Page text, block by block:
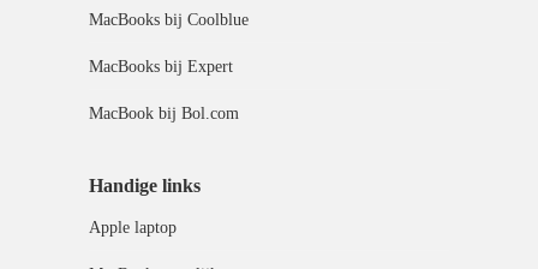
MacBooks bij Coolblue
MacBooks bij Expert
MacBook bij Bol.com
Handige links
Apple laptop